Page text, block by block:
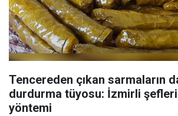
Tencereden çıkan sarmaların
durdurma tüyosu: İzmirli
yöntemi